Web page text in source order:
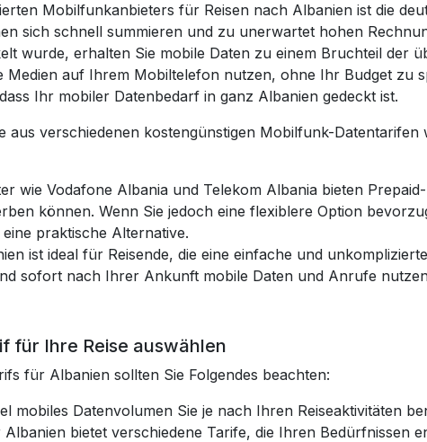
Mobilfunkanbieters für Reisen nach Albanien ist die
sich schnell summieren und zu unerwartet hohen
wurde, erhalten Sie mobile Daten zu einem Bruchteil der
auf Ihrem Mobiltelefon nutzen, ohne Ihr Budget zu
Ihr mobiler Datenbedarf in ganz Albanien gedeckt ist.
aus verschiedenen kostengünstigen Mobilfunk-
wie Vodafone Albania und Telekom Albania bieten
können. Wenn Sie jedoch eine flexiblere Option
praktische Alternative.
ist ideal für Reisende, die eine einfache und
sofort nach Ihrer Ankunft mobile Daten und Anrufe
für Ihre Reise auswählen
für Albanien sollten Sie Folgendes beachten:
mobiles Datenvolumen Sie je nach Ihren Reiseaktivitäten
bietet verschiedene Tarife, die Ihren Bedürfnissen